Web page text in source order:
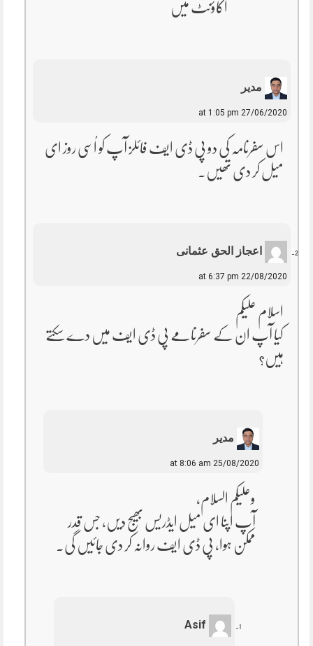
اکاؤنٹ میں
مدیر
27/06/2020 at 1:05 pm
اس سفرنامہ کی دو پی ڈی ایف فائلز آپ کو اُسی روز ای
میل کر دی تھیں۔
اعجاز الحق عثمانی
22/08/2020 at 6:37 pm
اسلام علیکم
کیا آپ ان کے سفرنامے پی ڈی ایف میں دے سکتے
ہیں؟
مدیر
25/08/2020 at 8:06 am
وعلیکم السلام،
آپ اپنا ای میل ایڈریس بھیج دیں، جس قدر
ممکن ہوا، پی ڈی ایف روانہ کر دی جائیں گی۔
Asif